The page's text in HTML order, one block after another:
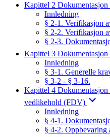
Kapittel 2
Innledning
§ 2-1. Verifikasjon
§ 2-2. Verifikasjon
§ 2-3.
Kapittel 3 Dokumentasjon
Innledning
§ 3-1. Generelle
§ 3-2 - § 3-16.
Kapittel 4
vedlikehold (FDV)
Innledning
§ 4-1.
§ 4-2. Oppbevaring